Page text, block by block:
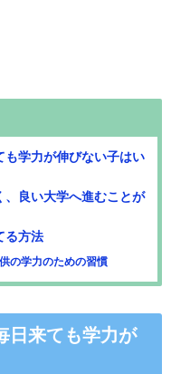
も学力が伸びない子はい
、良い大学へ進むことが
る方法
の学力のための習慣
日来ても学力が